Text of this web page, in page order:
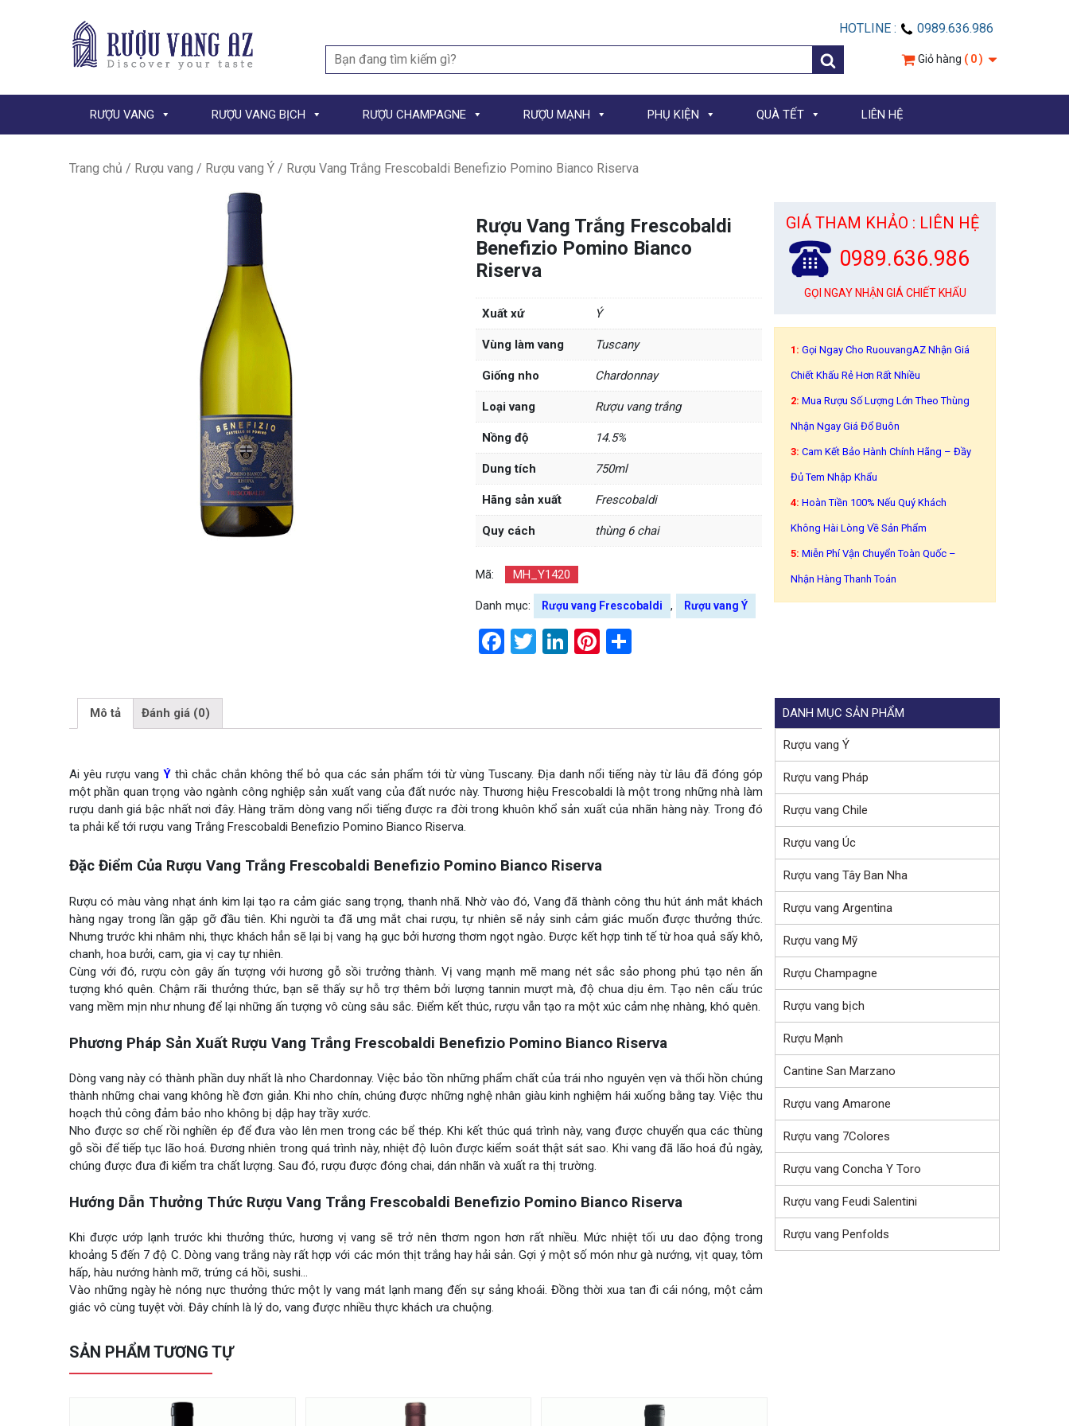
HOTLINE :
0989.636.986
Search
for:
Giỏ hàng ( 0 )
RƯỢU VANG RƯỢU VANG BỊCH RƯỢU CHAMPAGNE RƯỢU MẠNH PHỤ KIỆN QUÀ TẾT LIÊN HỆ
Trang chủ / Rượu vang / Rượu vang Ý / Rượu Vang Trắng Frescobaldi Benefizio Pomino Bianco Riserva
Rượu Vang Trắng Frescobaldi
Benefizio Pomino Bianco
Riserva
Xuất xứ Ý
Vùng làm vang Tuscany
Giống nho Chardonnay
Loại vang Rượu vang trắng
Nồng độ 14.5%
Dung tích 750ml
Hãng sản xuất Frescobaldi
Quy cách thùng 6 chai
Mã: MH_Y1420
Danh mục: Rượu vang Frescobaldi , Rượu vang Ý
Facebook
Twitter
LinkedIn
Pinterest
GIÁ THAM KHẢO : LIÊN HỆ
0989.636.986
GỌI NGAY NHẬN GIÁ CHIẾT KHẤU
1:Gọi Ngay Cho RuouvangAZ Nhận Giá
Chiết Khấu Rẻ Hơn Rất Nhiều
2:Mua Rượu Số Lượng Lớn Theo Thùng
Nhận Ngay Giá Đổ Buôn
3: Cam Kết Bảo Hành Chính Hãng – Đầy
Đủ Tem Nhập Khẩu
4:Hoàn Tiền 100% Nếu Quý Khách
Không Hài Lòng Về Sản Phẩm
5: Miễn Phí Vận Chuyển Toàn Quốc –
Nhận Hàng Thanh Toán
Mô tả Đánh giá (0)
Ai yêu rượu vang Ýthì chắc chắn không thể bỏ qua các sản phẩm tới từ vùng Tuscany. Địa danh nổi tiếng này từ lâu đã đóng góp
một phần quan trọng vào ngành công nghiệp sản xuất vang của đất nước này. Thương hiệu Frescobaldi là một trong những nhà làm
rượu danh giá bậc nhất nơi đây. Hàng trăm dòng vang nổi tiếng được ra đời trong khuôn khổ sản xuất của nhãn hàng này. Trong đó
ta phải kể tới rượu vang Trắng Frescobaldi Benefizio Pomino Bianco Riserva.
Đặc Điểm Của Rượu Vang Trắng Frescobaldi Benefizio Pomino Bianco Riserva
Rượu có màu vàng nhạt ánh kim lại tạo ra cảm giác sang trọng, thanh nhã. Nhờ vào đó, Vang đã thành công thu hút ánh mắt khách
hàng ngay trong lần gặp gỡ đầu tiên. Khi người ta đã ưng mắt chai rượu, tự nhiên sẽ nảy sinh cảm giác muốn được thưởng thức.
Nhưng trước khi nhâm nhi, thực khách hẳn sẽ lại bị vang hạ gục bởi hương thơm ngọt ngào. Được kết hợp tinh tế từ hoa quả sấy khô,
chanh, hoa bưởi, cam, gia vị cay tự nhiên.
Cùng với đó, rượu còn gây ấn tượng với hương gỗ sồi trưởng thành. Vị vang mạnh mẽ mang nét sắc sảo phong phú tạo nên ấn
tượng khó quên. Chậm rãi thưởng thức, bạn sẽ thấy sự hỗ trợ thêm bởi lượng tannin mượt mà, độ chua dịu êm. Tạo nên cấu trúc
vang mềm mịn như nhung để lại những ấn tượng vô cùng sâu sắc. Điểm kết thúc, rượu vẫn tạo ra một xúc cảm nhẹ nhàng, khó quên.
Phương Pháp Sản Xuất Rượu Vang Trắng Frescobaldi Benefizio Pomino Bianco Riserva
Dòng vang này có thành phần duy nhất là nho Chardonnay. Việc bảo tồn những phẩm chất của trái nho nguyên vẹn và thổi hồn chúng
thành những chai vang không hề đơn giản. Khi nho chín, chúng được những nghệ nhân giàu kinh nghiệm hái xuống bằng tay. Việc thu
hoạch thủ công đảm bảo nho không bị dập hay trầy xước.
Nho được sơ chế rồi nghiền ép để đưa vào lên men trong các bể thép. Khi kết thúc quá trình này, vang được chuyển qua các thùng
gỗ sồi để tiếp tục lão hoá. Đương nhiên trong quá trình này, nhiệt độ luôn được kiểm soát thật sát sao. Khi vang đã lão hoá đủ ngày,
chúng được đưa đi kiểm tra chất lượng. Sau đó, rượu được đóng chai, dán nhãn và xuất ra thị trường.
Hướng Dẫn Thưởng Thức Rượu Vang Trắng Frescobaldi Benefizio Pomino Bianco Riserva
Khi được ướp lạnh trước khi thưởng thức, hương vị vang sẽ trở nên thơm ngon hơn rất nhiều. Mức nhiệt tối ưu dao động trong
khoảng 5 đến 7 độ C. Dòng vang trắng này rất hợp với các món thịt trắng hay hải sản. Gợi ý một số món như gà nướng, vịt quay, tôm
hấp, hàu nướng hành mỡ, trứng cá hồi, sushi…
Vào những ngày hè nóng nực thưởng thức một ly vang mát lạnh mang đến sự sảng khoái. Đồng thời xua tan đi cái nóng, một cảm
giác vô cùng tuyệt vời. Đây chính là lý do, vang được nhiều thực khách ưa chuộng.
DANH MỤC SẢN PHẨM
Rượu vang Ý
Rượu vang Pháp
Rượu vang Chile
Rượu vang Úc
Rượu vang Tây Ban Nha
Rượu vang Argentina
Rượu vang Mỹ
Rượu Champagne
Rượu vang bịch
Rượu Mạnh
Cantine San Marzano
Rượu vang Amarone
Rượu vang 7Colores
Rượu vang Concha Y Toro
Rượu vang Feudi Salentini
Rượu vang Penfolds
SẢN PHẨM TƯƠNG TỰ